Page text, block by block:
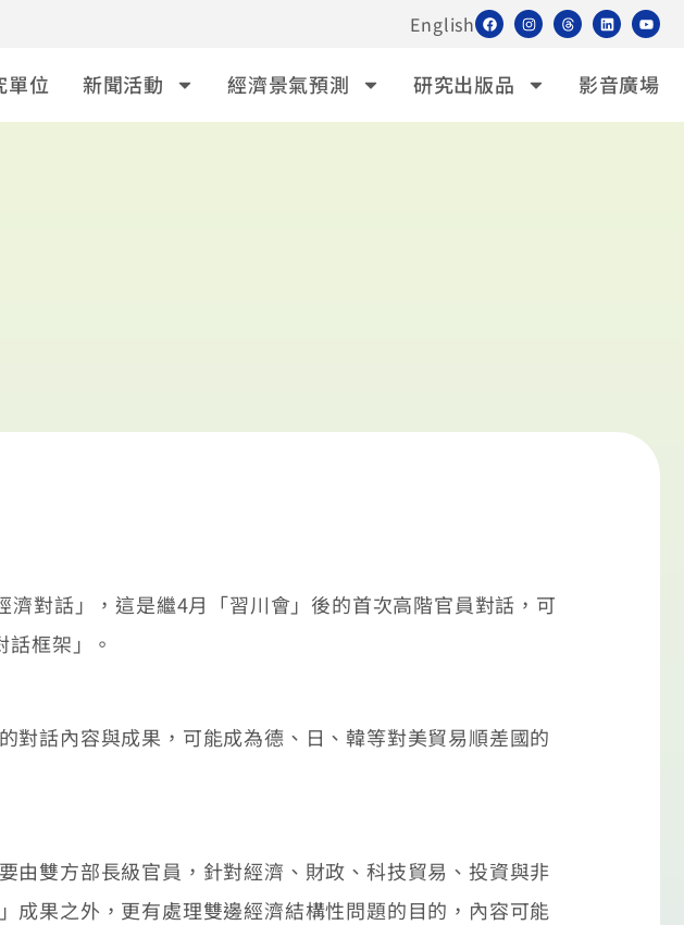
English
單位 新聞活動 經濟景氣預測 研究出版品 影音廣場
對話」，這是繼4月「習川會」後的首次高階官員對話，可
框架」。
話內容與成果，可能成為德、日、韓等對美貿易順差國的
雙方部長級官員，針對經濟、財政、科技貿易、投資與非
成果之外，更有處理雙邊經濟結構性問題的目的，內容可能